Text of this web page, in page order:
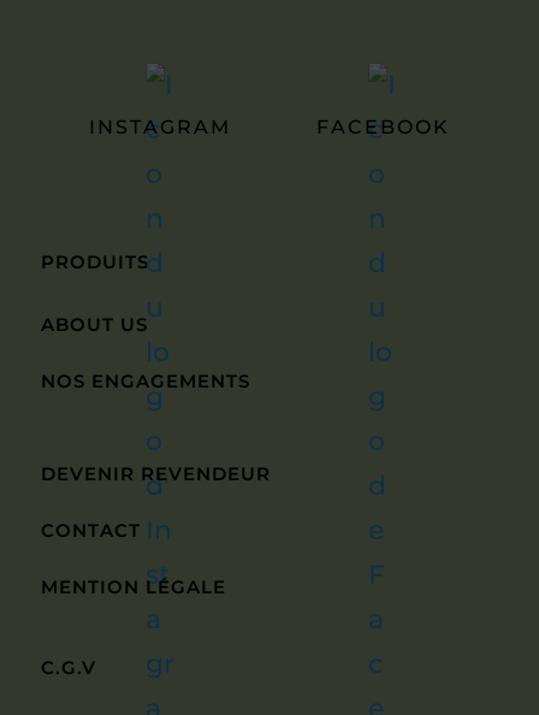
PRODUITS
ABOUT US
NOS ENGAGEMENTS
INSTAGRAM FACEBOOK
DEVENIR REVENDEUR
CONTACT
MENTION LÉGALE
C.G.V